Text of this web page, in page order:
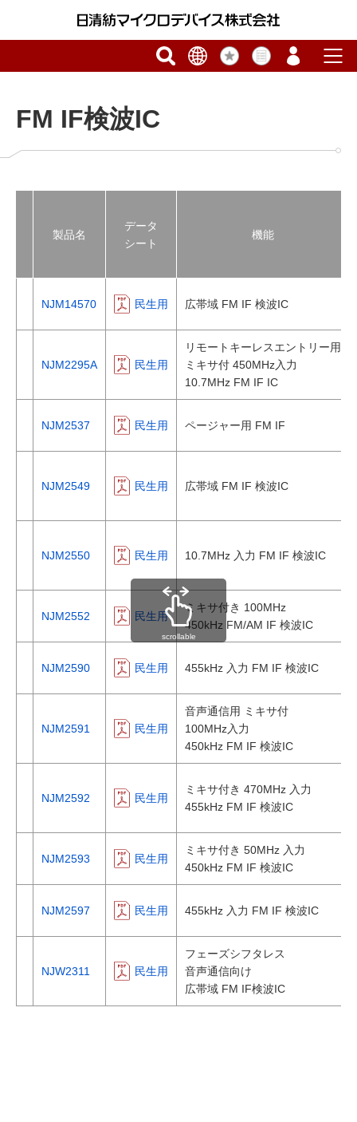
FM IF検波IC
製品名
データ
シート
機能
NJM14570 民生用 広帯域 FM IF 検波IC
NJM2295A 民生用
リモートキーレスエントリー用
ミキサ付 450MHz入力
10.7MHz FM IF IC
NJM2537 民生用 ページャー用 FM IF
NJM2549 民生用 広帯域 FM IF 検波IC
NJM2550 民生用 10.7MHz 入力 FM IF 検波IC
NJM2552 民生用
ミキサ付き 100MHz
450kHz FM/AM IF 検波IC
NJM2590 民生用 455kHz 入力 FM IF 検波IC
NJM2591 民生用
音声通信用 ミキサ付
100MHz入力
450kHz FM IF 検波IC
NJM2592 民生用
ミキサ付き 470MHz 入力
455kHz FM IF 検波IC
NJM2593 民生用
ミキサ付き 50MHz 入力
450kHz FM IF 検波IC
NJM2597 民生用 455kHz 入力 FM IF 検波IC
NJW2311 民生用
フェーズシフタレス
音声通信向け
広帯域 FM IF検波IC
scrollable